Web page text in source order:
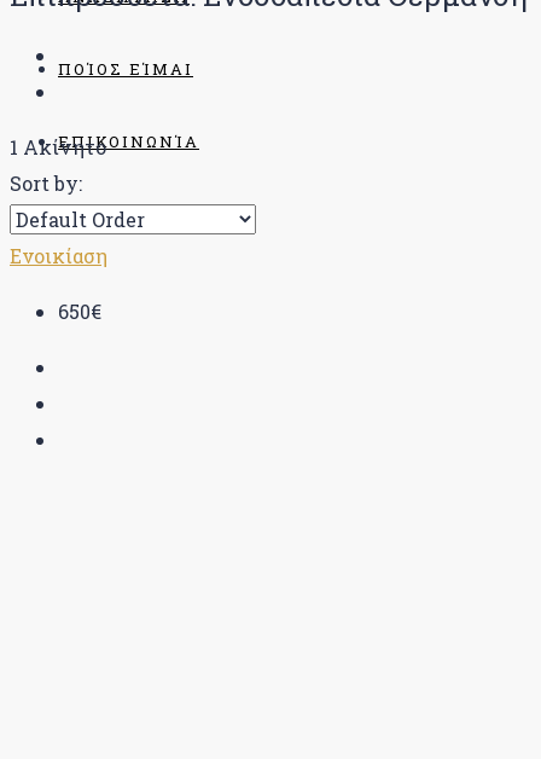
ΠΟΊΟΣ ΕΊΜΑΙ
ΕΠΙΚΟΙΝΩΝΊΑ
BLOG
1 Ακίνητο
Sort by:
Ενοικίαση
650€